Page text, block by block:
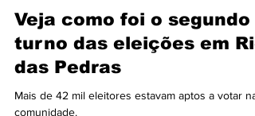
Fernanda Calé
30 de out. de 2022
Veja como foi o segundo